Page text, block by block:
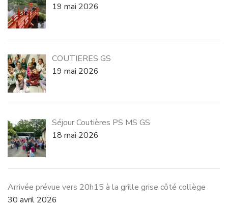
19 mai 2026
COUTIERES GS
19 mai 2026
Séjour Coutières PS MS GS
18 mai 2026
Arrivée prévue vers 20h15 à la grille grise côté collège
30 avril 2026